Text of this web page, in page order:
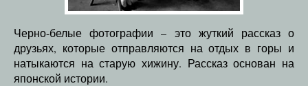
Черно-белые фотографии – это жуткий рассказ о
друзьях, которые отправляются на отдых в горы и
натыкаются на старую хижину. Рассказ основан на
японской истории.